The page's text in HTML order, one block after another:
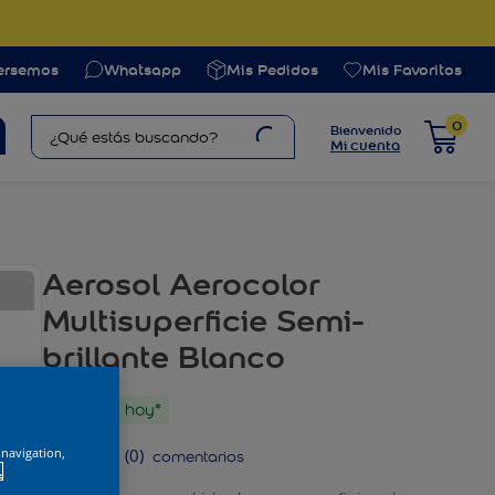
Whatsapp Mis Pedidos Mis Favoritos
¿Qué estás buscando? Bienvenido
Mi cuenta
0
Aerosol Aerocolor
Multisuperficie Semi-
brillante Blanco
Retira hoy*
☆☆ (0)